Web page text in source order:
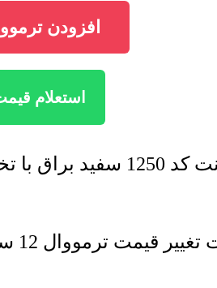
افزودن ترمووال 12 سانت کد 1250 سفید براق
استعلام قیمت و خرید
12 سانت کد 1250 سفید براق لیست قیمت جدید به روز رسانی میشود.